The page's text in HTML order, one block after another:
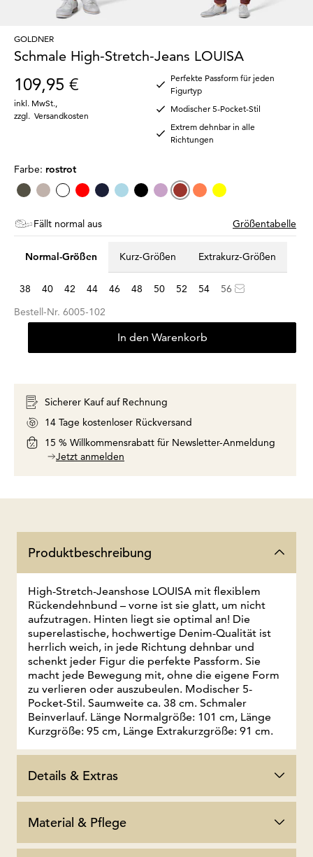
GOLDNER
Schmale High-Stretch-Jeans LOUISA
109,95 €
inkl. MwSt.
zzgl. Versandkosten
Perfekte Passform für jeden
Figurtyp
Modischer 5-Pocket-Stil
Extrem dehnbar in alle
Richtungen
Farbe: rostrot
Fällt normal aus Größentabelle
Normal-Größen Kurz-Größen Extrakurz-Größen
38 40 42 44 46 48 50 52 54
56
Bestell-Nr. 6005-102
In den Warenkorb
Sicherer Kauf auf Rechnung
14 Tage kostenloser Rückversand
15 % Willkommensrabatt für Newsletter-Anmeldung
Jetzt anmelden
Produktbeschreibung
High-Stretch-Jeanshose LOUISA mit flexiblem
Rückendehnbund – vorne ist sie glatt, um nicht
aufzutragen. Hinten liegt sie optimal an! Die
superelastische, hochwertige Denim-Qualität ist
herrlich weich, in jede Richtung dehnbar und
schenkt jeder Figur die perfekte Passform. Sie
macht jede Bewegung mit, ohne die eigene Form
zu verlieren oder auszubeulen. Modischer 5-
Pocket-Stil. Saumweite ca. 38 cm. Schmaler
Beinverlauf. Länge Normalgröße: 101 cm, Länge
Kurzgröße: 95 cm, Länge Extrakurzgröße: 91 cm.
Details & Extras
Material & Pflege